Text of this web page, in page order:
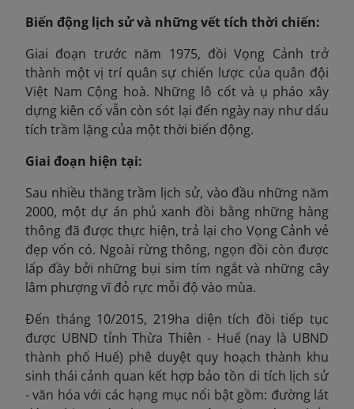
Biến động lịch sử và những vết tích thời chiến:
Giai đoạn trước năm 1975, đồi Vọng Cảnh trở
thành một vị trí quân sự chiến lược của quân đội
Việt Nam Cộng hoà. Những lô cốt và ụ pháo xây
dựng kiên cố vẫn còn sót lại đến ngày nay như dấu
tích trầm lặng của một thời biến động.
Giai đoạn hiện tại:
Sau nhiều thăng trầm lịch sử, vào đầu những năm
2000, một dự án phủ xanh đồi bằng những hàng
thông đã được thực hiện, trả lại cho Vọng Cảnh vẻ
đẹp vốn có. Ngoài rừng thông, ngọn đồi còn được
lấp đầy bởi những bụi sim tím ngắt và những cây
lâm phượng vĩ đỏ rực mỗi độ vào mùa.
Đến tháng 10/2015, 219ha diện tích đồi tiếp tục
được UBND tỉnh Thừa Thiên - Huế (nay là UBND
thành phố Huế) phê duyệt quy hoạch thành khu
sinh thái cảnh quan kết hợp bảo tồn di tích lịch sử
- văn hóa với các hạng mục nổi bật gồm: đường lát